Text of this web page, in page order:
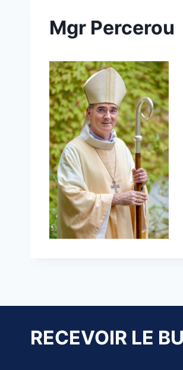
Mgr Percerou
RECEVOIR LE